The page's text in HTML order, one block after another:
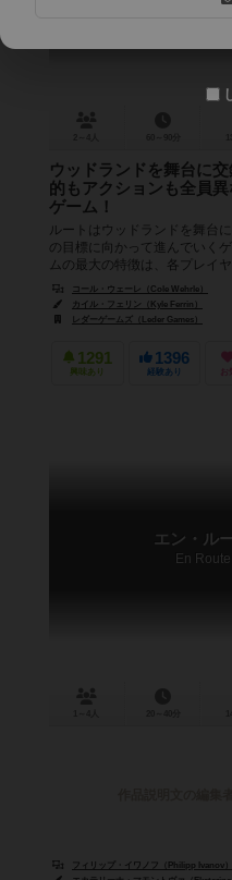
ウッドランドを舞台に
的もアクションも全員
ゲーム！
ルートはウッドランドを舞台
の目標に向かって進んでいく
ムの最大の特徴は、各プレイ
り方だけでなく、実行できる...
コール・ウェーレ（Cole Wehrle）
カイル・フェリン（Kyle Ferrin）
レダーゲームズ（Leder Games）
1291
興味あり
1396
経験あり
エン・ル
En Route
フィリップ・イワノフ（Philipp Ivanov）